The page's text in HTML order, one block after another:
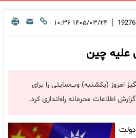
| ۱۴۰۵/۰۳/۲۴ ۱۰:۳۶
علیه چین
امروز (یکشنبه) وب‌سایتی را برای
اطلاعات محرمانه راه‌اندازی کرد.